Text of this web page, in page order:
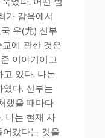
가 감옥에서
우(尤) 신부
에 관한 것은
이야기이고
있다. 나는
다. 신부는
했을 때마다
나는 현재 사
갔다는 것을